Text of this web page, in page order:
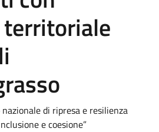
territoriale
di ripresa e resilienza
e coesione”